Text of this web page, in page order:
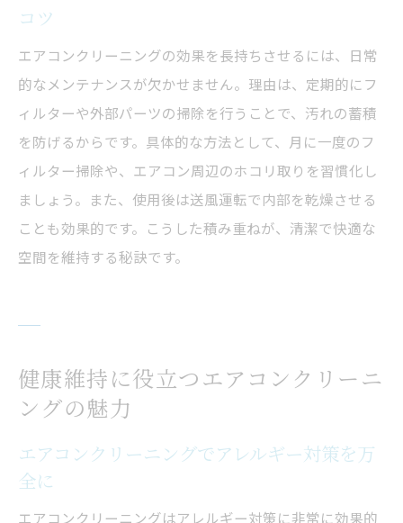
失敗しないエアコンクリーニング業者の見極め
方
信頼できるエアコンクリーニング業者の選
び方
エアコンクリーニング業者の口コミを比較
する方法
のチェック項目
見積もり時に確認したいエアコンクリーニ
コツ
エアコンクリーニングの効果を長持ちさせるには、日常
的なメンテナンスが欠かせません。理由は、定期的にフ
ィルターや外部パーツの掃除を行うことで、汚れの蓄積
を防げるからです。具体的な方法として、月に一度のフ
ィルター掃除や、エアコン周辺のホコリ取りを習慣化し
ましょう。また、使用後は送風運転で内部を乾燥させる
ことも効果的です。こうした積み重ねが、清潔で快適な
空間を維持する秘訣です。
健康維持に役立つエアコンクリーニ
ングの魅力
エアコンクリーニングでアレルギー対策を万
全に
エアコンクリーニングはアレルギー対策に非常に効果的